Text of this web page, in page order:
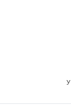
У